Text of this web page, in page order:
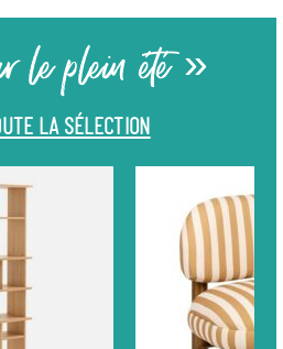
le plein été »
LA SÉLECTION